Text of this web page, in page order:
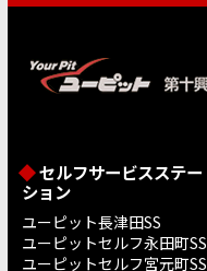
セルフサービスステー
ション
ユーピット長津田SS
ユーピットセルフ永田町SS
ユーピットセルフ宮元町SS